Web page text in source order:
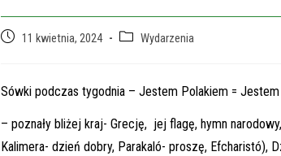
Post 11 kwietnia, 2024
Post Wydarzenia
Sówki podczas tygodnia – Jestem Polakiem =
– poznały bliżej kraj- Grecję, jej flagę, hymn
Kalimera- dzień dobry, Parakaló- proszę, Efcharistó),